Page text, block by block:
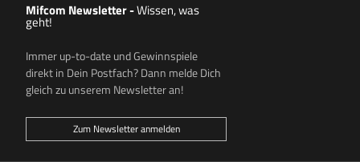
Mifcom Newsletter-Wissen, was
geht!
Immer up-to-date und Gewinnspiele
direkt in Dein Postfach? Dann melde Dich
gleich zu unserem Newsletter an!
Zum Newsletter anmelden